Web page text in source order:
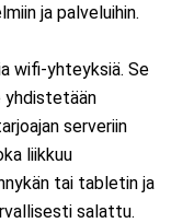
ja palveluihin.
wifi-yhteyksiä. Se
yhdistetään
serveriin
liikkuu
tai tabletin ja
salattu.